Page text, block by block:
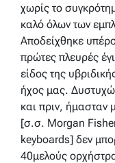
χωρίς το
καλό όλων των
Αποδείχθηκε
πρώτες πλευρές
είδος της
ήχος μας.
και πριν,
[σ.σ. Morgan
keyboards] δεν
40μελούς